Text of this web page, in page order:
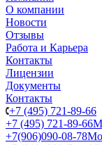
О компании
Новости
Отзывы
Работа и Карьера
Контакты
Лицензии
Документы
Контакты
+7 (495) 721-89-66
+7 (495) 721-89-66
+7(906)090-08-78